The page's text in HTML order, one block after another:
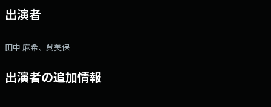
出演者
田中 麻希、呉美保
出演者の追加情報